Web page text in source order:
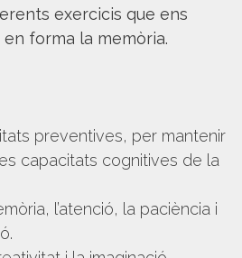
exercicis que ens
forma la memòria.
preventives, per mantenir
capacitats cognitives de la
l’atenció, la paciència i